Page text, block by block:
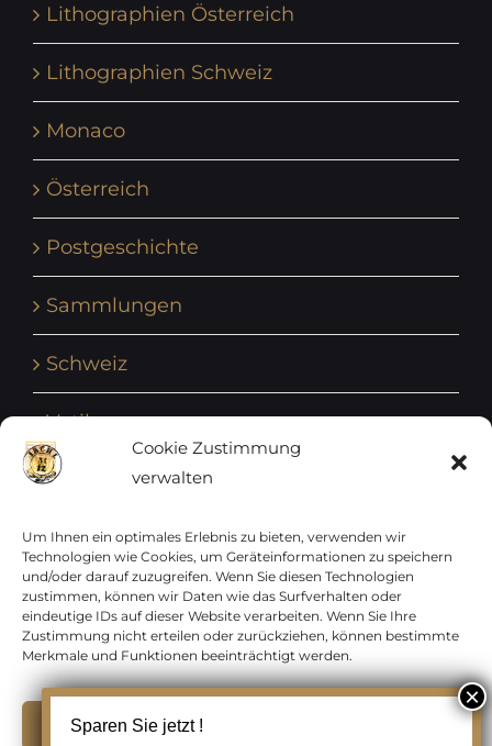
Cookie Zustimmung
verwalten
Um Ihnen ein optimales Erlebnis zu bieten, verwenden wir
Technologien wie Cookies, um Geräteinformationen zu speichern
und/oder darauf zuzugreifen. Wenn Sie diesen Technologien
zustimmen, können wir Daten wie das Surfverhalten oder
eindeutige IDs auf dieser Website verarbeiten. Wenn Sie Ihre
Zustimmung nicht erteilen oder zurückziehen, können bestimmte
Merkmale und Funktionen beeinträchtigt werden.
Lithographien Österreich
Lithographien Schweiz
Monaco
Österreich
Postgeschichte
Sammlungen
Schweiz
Vatikan
Vereinte Nationen
Vorphilatelie
Zensurbelege Österreich
Zensurbelege Schweiz
Sparen Sie jetzt !